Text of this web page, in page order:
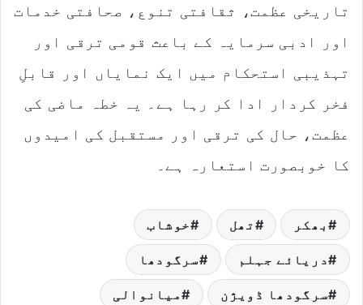
تاریخی عظمت، ثقافتی تنوع، صحافتی خدمات
اور ادبی سرمایہ کے باعث قومی ترقی اور
تہذیبی استحکام میں ایک نمایاں اور قابلِ
فخر کردار ادا کر رہا ہے۔ یہ خطہ ماضی کی
عظمت، حال کی ترقی اور مستقبل کی امیدوں
کا خوبصورت استعارہ ہے۔
بھکر تھل خوشاب
دریائے جہلم سرگودھا
سرگودھا ڈویژن میانوالی